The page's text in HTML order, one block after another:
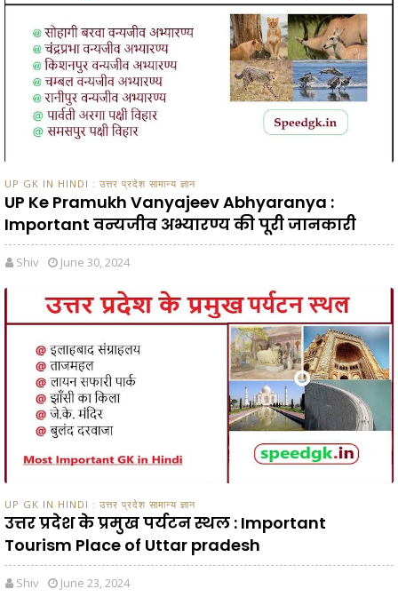
UP GK IN HINDI : उत्तर प्रदेश सामान्य ज्ञान
UP Ke Pramukh Vanyajeev Abhyaranya :
Important वन्यजीव अभ्यारण्य की पूरी जानकारी
Shiv June 30, 2024
UP GK IN HINDI : उत्तर प्रदेश सामान्य ज्ञान
उत्तर प्रदेश के प्रमुख पर्यटन स्थल : Important
Tourism Place of Uttar pradesh
Shiv June 23, 2024